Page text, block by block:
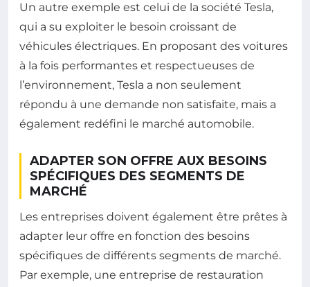
Un autre exemple est celui de la société Tesla,
qui a su exploiter le besoin croissant de
véhicules électriques. En proposant des voitures
à la fois performantes et respectueuses de
l’environnement, Tesla a non seulement
répondu à une demande non satisfaite, mais a
également redéfini le marché automobile.
ADAPTER SON OFFRE AUX BESOINS
SPÉCIFIQUES DES SEGMENTS DE
MARCHÉ
Les entreprises doivent également être prêtes à
adapter leur offre en fonction des besoins
spécifiques de différents segments de marché.
Par exemple, une entreprise de restauration